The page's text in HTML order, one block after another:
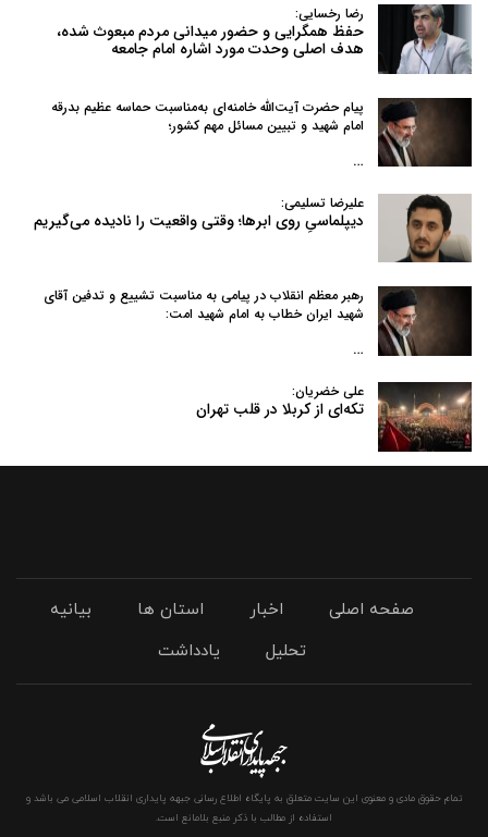
رضا رخسایی:
حفظ همگرایی و حضور میدانی مردم مبعوث شده،
هدف اصلی وحدت مورد اشاره امام جامعه
پیام حضرت آیت‌الله خامنه‌ای به‌مناسبت حماسه عظیم بدرقه
امام شهید و تبیین مسائل مهم کشور؛
…
علیرضا تسلیمی:
دیپلماسیِ روی ابرها؛ وقتی واقعیت را نادیده می‌گیریم
رهبر معظم انقلاب در پیامی به‌ مناسبت تشییع و تدفین آقای
شهید ایران خطاب به امام شهید امت:
…
علی خضریان:
تکه‌ای از کربلا در قلب تهران
صفحه اصلی اخبار استان ها
بیانیه
تحلیل
یادداشت
تمام حقوق مادی و معنوی این سایت متعلق به پایگاه اطلاع رسانی جبهه پایداری انقلاب اسلامی می باشد و
استفاده از مطالب با ذکر منبع بلامانع است.